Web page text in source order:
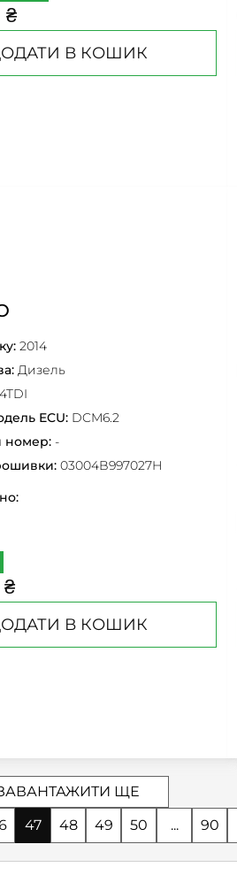
₴
В КОШИК
2014
Дизель
ECU: DCM6.2
номер: -
03004B997027H
В КОШИК
ЩЕ
47 48 49 50 ... 90